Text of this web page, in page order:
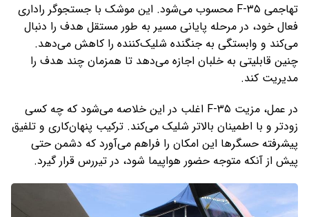
تهاجمی F-۳۵ محسوب می‌شود. این موشک با جستجوگر راداری
فعال خود، در مرحله پایانی مسیر به‌ طور مستقل هدف را دنبال
می‌کند و وابستگی به جنگنده شلیک‌کننده را کاهش می‌دهد.
چنین قابلیتی به خلبان اجازه می‌دهد تا همزمان چند هدف را
مدیریت کند.
در عمل، مزیت F-۳۵ اغلب در این خلاصه می‌شود که چه کسی
زودتر و با اطمینان بالاتر شلیک می‌کند. ترکیب پنهان‌کاری و تلفیق
پیشرفته حسگرها این امکان را فراهم می‌آورد که دشمن حتی
پیش از آنکه متوجه حضور هواپیما شود، در تیررس قرار گیرد.